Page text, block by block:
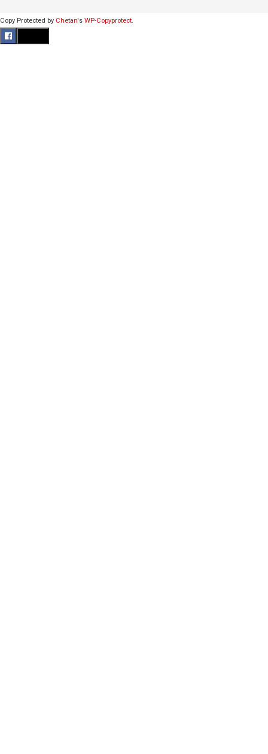
Copy Protected by Chetan's WP-Copyprotect.